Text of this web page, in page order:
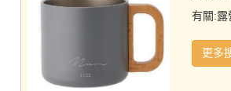
有關:露
更多